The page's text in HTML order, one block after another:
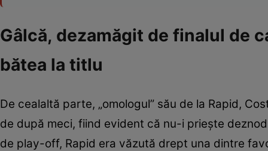
Gâlcă, dezamăgit de finalul de
bătea la titlu
De cealaltă parte, „omologul” său de la Rapid,
de după meci, fiind evident că nu-i priește
de play-off, Rapid era văzută drept una dintre